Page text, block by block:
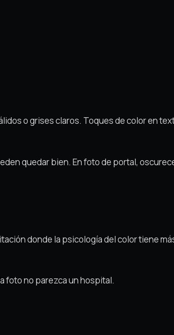
o grises claros. Toques de color en
quedar bien. En foto de portal,
donde la psicología del color tiene
foto no parezca un hospital.